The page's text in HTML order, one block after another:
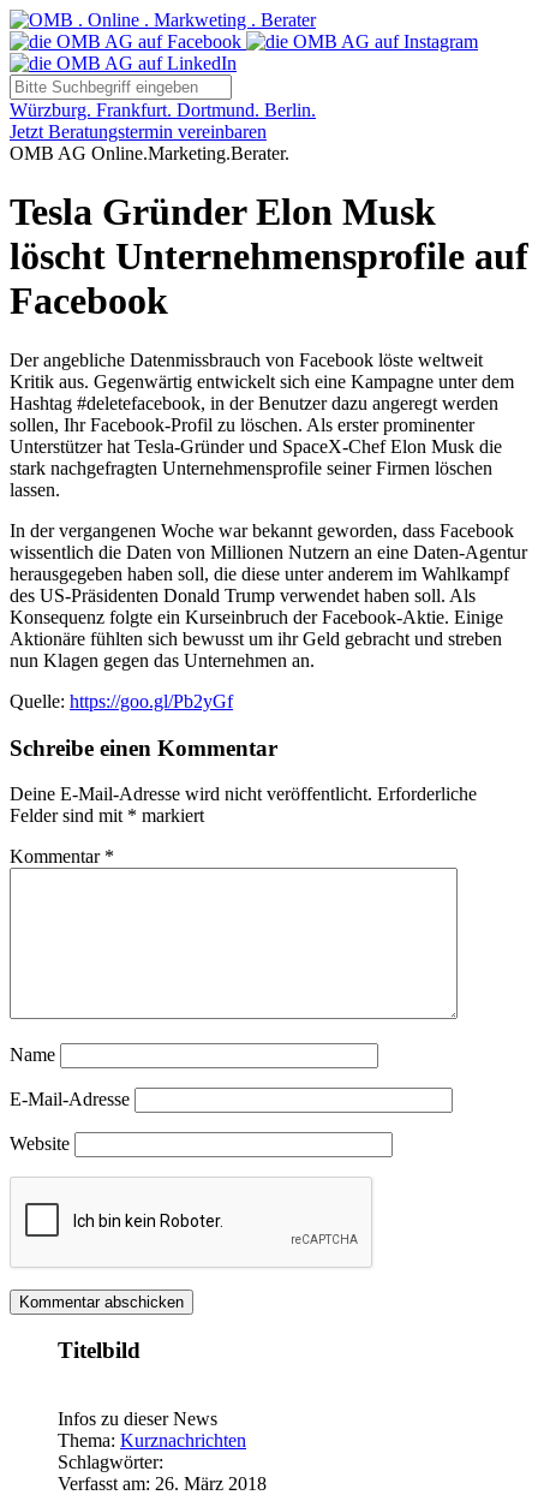
Würzburg. Frankfurt. Dortmund. Berlin.
Jetzt Beratungstermin vereinbaren
OMB AG Online.Marketing.Berater.
Tesla Gründer Elon Musk
löscht Unternehmensprofile auf
Facebook
Der angebliche Datenmissbrauch von Facebook löste weltweit
Kritik aus. Gegenwärtig entwickelt sich eine Kampagne unter dem
Hashtag #deletefacebook, in der Benutzer dazu angeregt werden
sollen, Ihr Facebook-Profil zu löschen. Als erster prominenter
Unterstützer hat Tesla-Gründer und SpaceX-Chef Elon Musk die
stark nachgefragten Unternehmensprofile seiner Firmen löschen
lassen.
In der vergangenen Woche war bekannt geworden, dass Facebook
wissentlich die Daten von Millionen Nutzern an eine Daten-Agentur
herausgegeben haben soll, die diese unter anderem im Wahlkampf
des US-Präsidenten Donald Trump verwendet haben soll. Als
Konsequenz folgte ein Kurseinbruch der Facebook-Aktie. Einige
Aktionäre fühlten sich bewusst um ihr Geld gebracht und streben
nun Klagen gegen das Unternehmen an.
Quelle: https://goo.gl/Pb2yGf
Schreibe einen Kommentar
Deine E-Mail-Adresse wird nicht veröffentlicht. Erforderliche
Felder sind mit * markiert
Kommentar *
Name
E-Mail-Adresse
Website
Titelbild
Infos zu dieser News
Thema: Kurznachrichten
Schlagwörter:
Verfasst am: 26. März 2018